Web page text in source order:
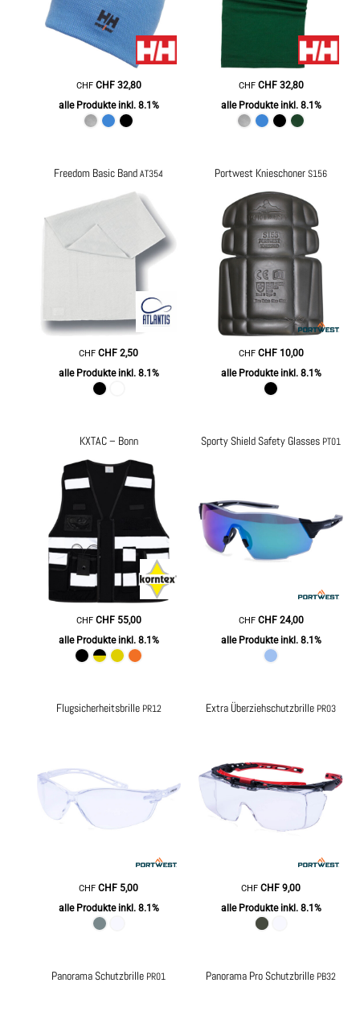
CHF CHF32,80
alle Produkte inkl. 8.1%
CHF CHF32,80
alle Produkte inkl. 8.1%
Freedom Basic Band AT354
CHFCHF 2,50
alle Produkte inkl. 8.1%
Portwest KnieschonerS156
CHF CHF10,00
alle Produkte inkl. 8.1%
KXTAC – Bonn
CHF CHF55,00
alle Produkte inkl. 8.1%
Sporty Shield Safety Glasses PT01
CHF CHF24,00
alle Produkte inkl. 8.1%
Flugsicherheitsbrille PR12
CHFCHF 5,00
alle Produkte inkl. 8.1%
Extra Überziehschutzbrille PR03
CHFCHF 9,00
alle Produkte inkl. 8.1%
Panorama Schutzbrille PR01 Panorama Pro Schutzbrille PB32